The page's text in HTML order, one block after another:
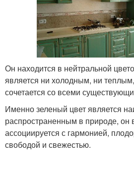
Он находится в нейтральной
является ни холодным, ни
сочетается со всеми
Именно зеленый цвет является
распространенным в природе, он
ассоциируется с гармонией,
свободой и свежестью.